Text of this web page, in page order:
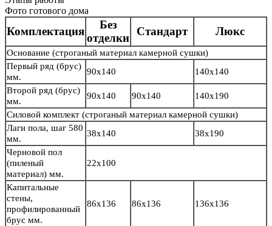
Фото готового дома
Комплектация
Без
отделки
Стандарт Люкс
Основание (строганый материал камерной сушки)
Первый ряд (брус)
мм.
90х140
140х140
Второй ряд (брус)
мм.
90х140 90х140
140х190
Силовой комплект (строганый материал камерной сушки)
Лаги пола, шаг 580
мм.
38х140
38х190
Черновой пол
(пиленый
материал) мм.
22х100
Капитальные
стены,
профилированный
брус мм.
86х136 86х136 136х136